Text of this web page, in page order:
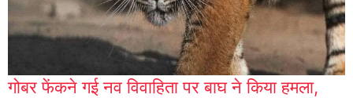
गोबर फेंकने गई नव विवाहिता पर बाघ ने किया हमला,